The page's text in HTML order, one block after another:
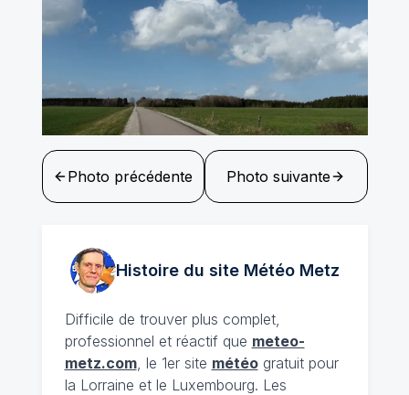
Photo précédente Photo suivante
Histoire du site MétéoMetz
Difficile de trouver plus complet,
professionnel et réactif que meteo-
metz.com, le 1er site météogratuit pour
la Lorraine et le Luxembourg. Les